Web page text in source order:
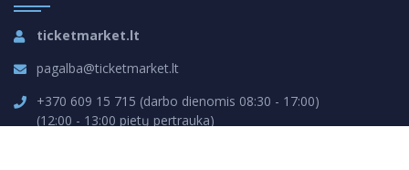
ticketmarket.lt
pagalba@ticketmarket.lt
+370 609 15 715 (darbo dienomis 08:30 - 17:00)
(12:00 - 13:00 pietų pertrauka)